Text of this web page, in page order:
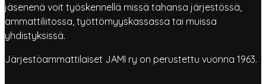
jäsenenä voit työskennellä missä tahansa järjestössä,
ammattiliitossa, työttömyyskassassa tai muissa
yhdistyksissä.
Järjestöammattilaiset JAMI ry on perustettu vuonna 1963.